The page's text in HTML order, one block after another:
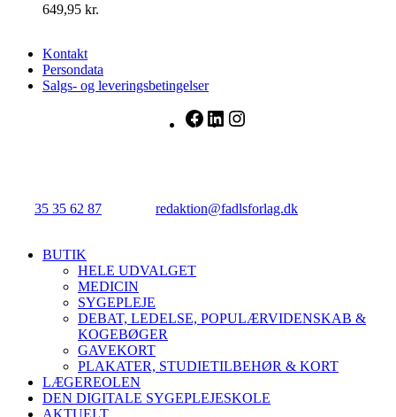
649,95 kr.
Kontakt
Persondata
Salgs- og leveringsbetingelser
Facebook
LinkedIn
35 35 62 87 redaktion@fadlsforlag.dk
Close
BUTIK
HELE UDVALGET
MEDICIN
SYGEPLEJE
DEBAT, LEDELSE, POPULÆRVIDENSKAB &
KOGEBØGER
GAVEKORT
PLAKATER, STUDIETILBEHØR & KORT
LÆGEREOLEN
DEN DIGITALE SYGEPLEJESKOLE